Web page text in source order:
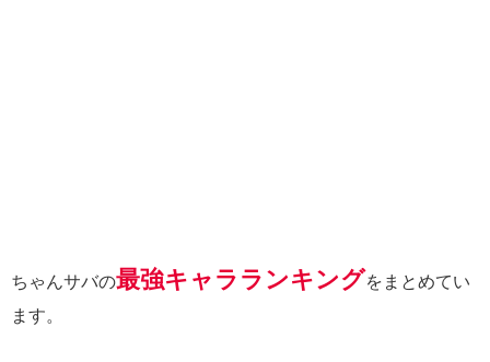
ちゃんサバの最強キャラランキングをまとめてい
ます。